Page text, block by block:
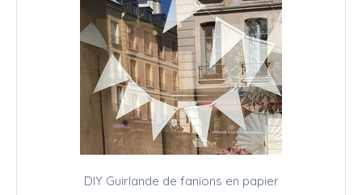
DIY Guirlande de fanions en papier